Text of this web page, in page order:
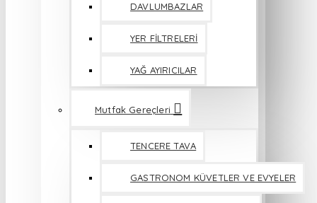
DAVLUMBAZLAR
YER FİLTRELERİ
YAĞ AYIRICILAR
Mutfak Gereçleri
TENCERE TAVA
GASTRONOM KÜVETLER VE EVYELER